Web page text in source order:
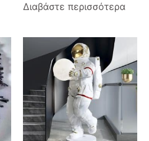
Διαβάστε περισσότερα